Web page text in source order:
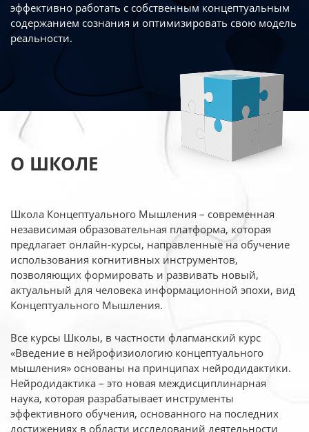
эффективно работать с собственным концептуальным
содержанием сознания и оптимизировать свою модель
реальности.
О ШКОЛЕ
Школа Концептуального Мышления – современная
независимая образовательная платформа, которая
предлагает онлайн-курсы, направленные на обучение
использования когнитивных инструментов,
позволяющих формировать и развивать новый,
актуальный для человека информационной эпохи, вид
Концептуального Мышления.
Все курсы Школы, в частности флагманский курс
«Введение в нейрофизиологию концептуального
мышления» основаны на принципах нейродидактики.
Нейродидактика – это новая междисциплинарная
наука, которая разрабатывает инструменты
эффективного обучения, основанного на последних
достижениях в области исследований деятельности